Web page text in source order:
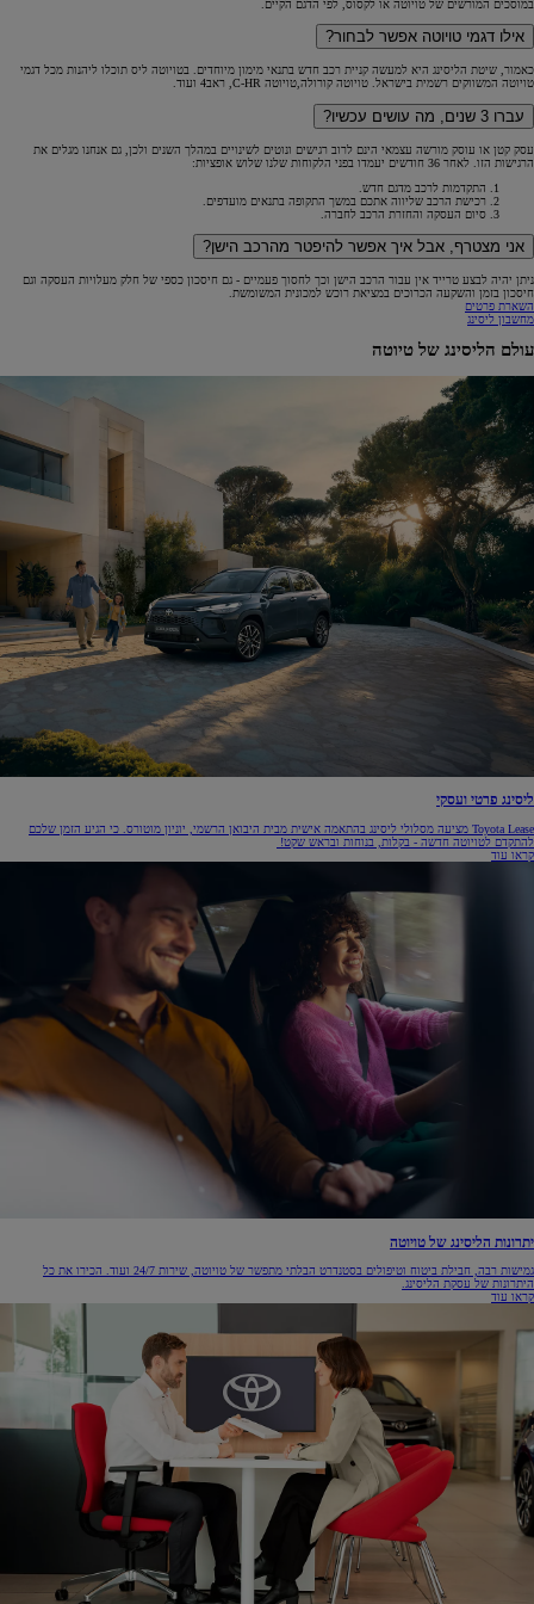
במוסכים המורשים של טויוטה או לקסוס, לפי הדגם הקיים.
אילו דגמי טויוטה אפשר לבחור?
כאמור, שיטת הליסינג היא למעשה קניית רכב חדש בתנאי מימון מיוחדים. בטויוטה ליס תוכלו ליהנות מכל דגמי
טויוטה המשווקים רשמית בישראל. טויוטה קורולה,טויוטה C-HR, ראב4 ועוד.
עברו 3 שנים, מה עושים עכשיו?
עסק קטן או עוסק מורשה עצמאי הינם לרוב רגישים ונוטים לשינויים במהלך השנים ולכן, גם אנחנו מגלים את
הרגישות הזו. לאחר 36 חודשים יעמדו בפני הלקוחות שלנו שלוש אופציות:
התקדמות לרכב מדגם חדש.
רכישת הרכב שליווה אתכם במשך התקופה בתנאים מועדפים.
סיום העסקה והחזרת הרכב לחברה.
אני מצטרף, אבל איך אפשר להיפטר מהרכב הישן?
ניתן יהיה לבצע טרייד אין עבור הרכב הישן וכך לחסוך פעמיים - גם חיסכון כספי של חלק מעלויות העסקה וגם
חיסכון בזמן והשקעה הכרוכים במציאת רוכש למכונית המשומשת.
השארת פרטים
מחשבון ליסינג
עולם הליסינג של טיוטה
ליסינג פרטי ועסקי
(Opens
in
new
Toyota Lease מציעה מסלולי ליסינג בהתאמה אישית מבית היבואן הרשמי, יוניון מוטורס.
כי הגיע הזמן שלכם
להתקדם לטויוטה חדשה - בקלות, בנוחות ובראש שקט!
קראו עוד
window)
יתרונות הליסינג של טויוטה
(Opens
in
new
גמישות רבה, חבילת ביטוח וטיפולים בסטנדרט הבלתי מתפשר של טויוטה, שירות 24/7 ועוד. הכירו את כל
היתרונות של עסקת הליסינג.
קראו עוד